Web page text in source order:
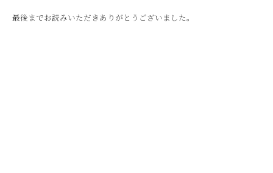
最後までお読みいただきありがとうございました。